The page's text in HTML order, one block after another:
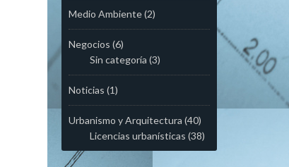
Medio Ambiente(2)
Negocios (6)
Sin categoría (3)
Noticias (1)
Urbanismo y Arquitectura (40)
Licencias urbanísticas (38)